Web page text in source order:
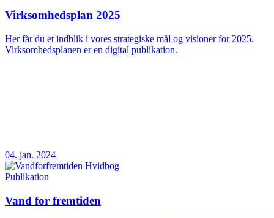
Virksomhedsplan 2025
Her får du et indblik i vores strategiske mål og visioner for 2025.
Virksomhedsplanen er en digital publikation.
04. jan. 2024
Publikation
Vand for fremtiden